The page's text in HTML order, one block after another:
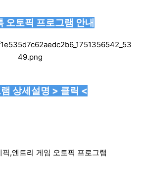
오토픽 프로그램 안내
상세설명 > 클릭 <
픽,엔트리 게임 오토픽 프로그램